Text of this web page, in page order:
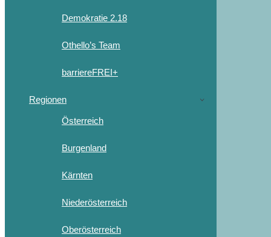
Demokratie 2.18
Othello’s Team
barriereFREI+
Regionen
Österreich
Burgenland
Kärnten
Niederösterreich
Oberösterreich